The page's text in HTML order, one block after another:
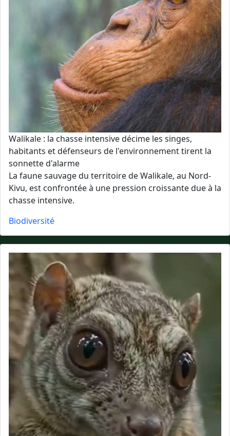
Walikale : la chasse intensive décime les singes,
habitants et défenseurs de l'environnement tirent la
sonnette d'alarme
La faune sauvage du territoire de Walikale, au Nord-
Kivu, est confrontée à une pression croissante due à la
chasse intensive.
Biodiversité